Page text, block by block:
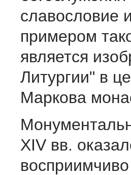
славословие
примером
является
Литургии" в
Маркова
XIV вв.